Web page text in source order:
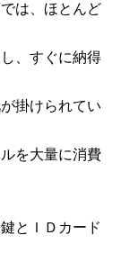
は、ほとんど
、すぐに納得
掛けられてい
を大量に消費
とＩＤカード